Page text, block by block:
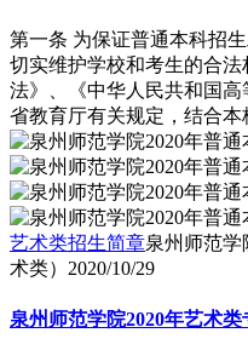
第一条 为保证普通本科招
切实维护学校和考生的合
法》、《中华人民共和国高
省教育厅有关规定，结合本
艺术类招生简章泉州师范学
术类） 2020/10/29
泉州师范学院2020年艺术